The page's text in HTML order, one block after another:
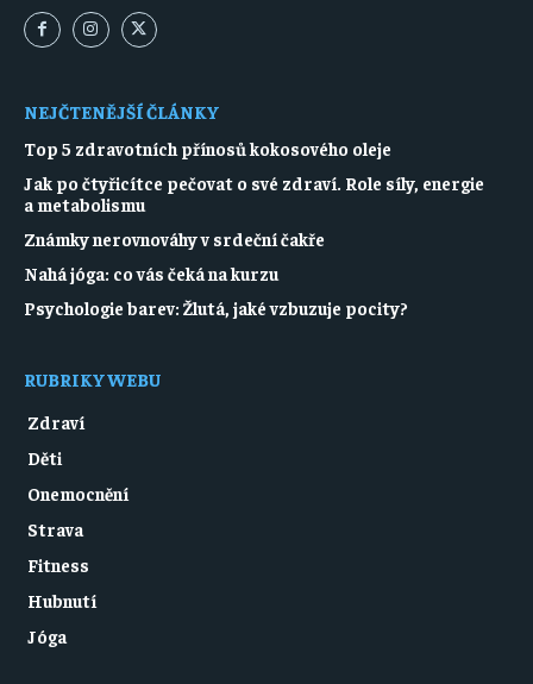
NEJČTENĚJŠÍ ČLÁNKY
Top 5 zdravotních přínosů kokosového oleje
Jak po čtyřicítce pečovat o své zdraví. Role síly, energie
a metabolismu
Známky nerovnováhy v srdeční čakře
Nahá jóga: co vás čeká na kurzu
Psychologie barev: Žlutá, jaké vzbuzuje pocity?
RUBRIKY WEBU
Zdraví
Děti
Onemocnění
Strava
Fitness
Hubnutí
Jóga